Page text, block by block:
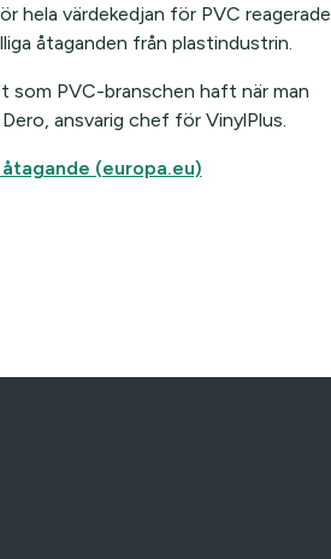
hela värdekedjan för PVC reagerade
åtaganden från plastindustrin.
som PVC-branschen haft när man
ansvarig chef för VinylPlus.
(europa.eu)